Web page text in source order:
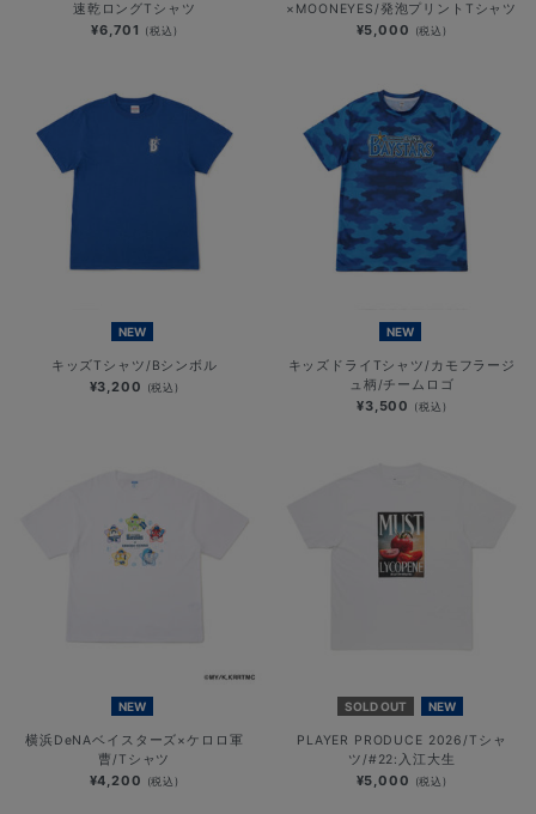
速乾ロングTシャツ
¥6,701 (税込)
×MOONEYES/発泡プリントTシャツ
¥5,000 (税込)
NEW
キッズTシャツ/Bシンボル
¥3,200 (税込)
NEW
キッズドライTシャツ/カモフラージ
ュ柄/チームロゴ
¥3,500 (税込)
NEW
横浜DeNAベイスターズ×ケロロ軍
曹/Tシャツ
¥4,200 (税込)
SOLD OUT NEW
PLAYER PRODUCE 2026/Tシャ
ツ/#22:入江大生
¥5,000 (税込)